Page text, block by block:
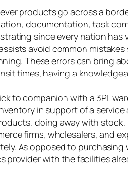
products go across a
documentation, task
since every nation
avoid common
These errors can bring
times, having a
to companion with a 3PL
in support of a
doing away with
firms, wholesalers, and
As opposed to
provider with the facilities